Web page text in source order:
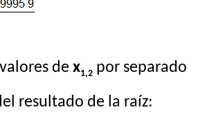
de x1,2 por separado
resultado de la raíz: